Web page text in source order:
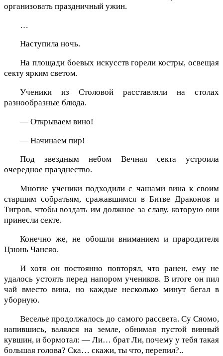
организовать праздничный ужин.
…
Наступила ночь.
На площади боевых искусств горели костры, освещая
секту ярким светом.
Ученики из Столовой расставляли на столах
разнообразные блюда.
— Открываем вино!
— Начинаем пир!
Под звездным небом Вечная секта устроила
очередное празднество.
Многие ученики подходили с чашами вина к своим
старшим собратьям, сражавшимся в Битве Драконов и
Тигров, чтобы воздать им должное за славу, которую они
принесли секте.
Конечно же, не обошли вниманием и прародителя
Цзюнь Чансяо.
И хотя он постоянно повторял, что ранен, ему не
удалось устоять перед напором учеников. В итоге он пил
чай вместо вина, но каждые несколько минут бегал в
уборную.
Веселье продолжалось до самого рассвета. Су Сяомо,
напившись, валялся на земле, обнимая пустой винный
кувшин, и бормотал: — Ли… брат Ли, почему у тебя такая
большая голова? Ска… скажи, ты что, перепил?..